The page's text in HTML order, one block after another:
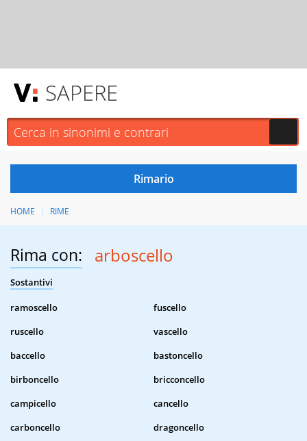
SAPERE
HOME RIME
Rima con: arboscello
Sostantivi
ramoscello
fuscello
ruscello
vascello
baccello
bastoncello
birboncello
bricconcello
campicello
cancello
carboncello
dragoncello